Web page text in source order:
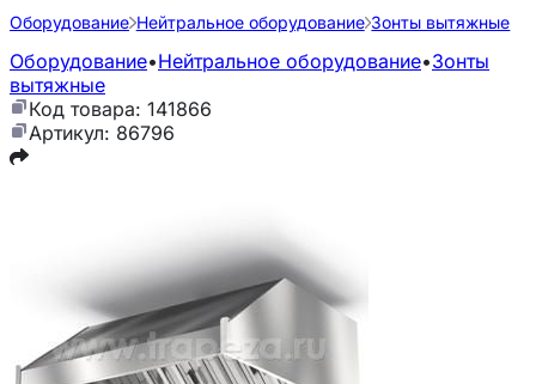
Оборудование Нейтральное оборудование Зонты вытяжные
Оборудование•Нейтральное оборудование•Зонты
вытяжные
Код товара: 141866
Артикул: 86796